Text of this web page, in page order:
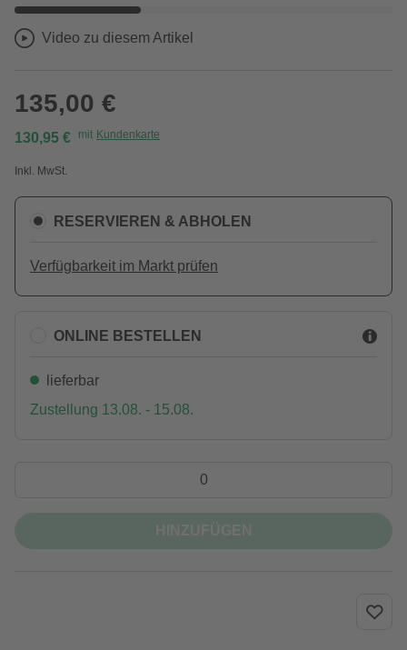
Video zu diesem Artikel
135,00 €
130,95 € mit Kundenkarte
Inkl. MwSt.
RESERVIEREN & ABHOLEN
Verfügbarkeit im Markt prüfen
ONLINE BESTELLEN
lieferbar
Zustellung 13.08. - 15.08.